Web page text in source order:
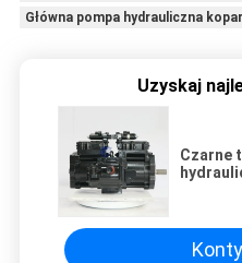
Główna pompa hydrauliczna
Uzyskaj
Czarne